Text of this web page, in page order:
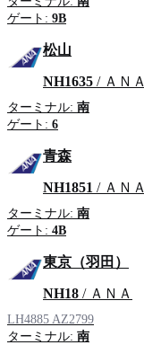
ゲート: 9B
松山
NH1635 / ＡＮＡ
ターミナル: 南
ゲート: 6
青森
NH1851 / ＡＮＡ
ターミナル: 南
ゲート: 4B
東京（羽田）
NH18 / ＡＮＡ
LH4885 AZ2799
ターミナル: 南